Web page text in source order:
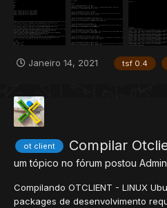
enfretei diversos erros: 1: Nem por
Janeiro 14, 2021 tsf 0.4
ot client Compilar
um tópico no fórum postou
Compilando OTCLIENT - LINUX
packages de desenvolvimento